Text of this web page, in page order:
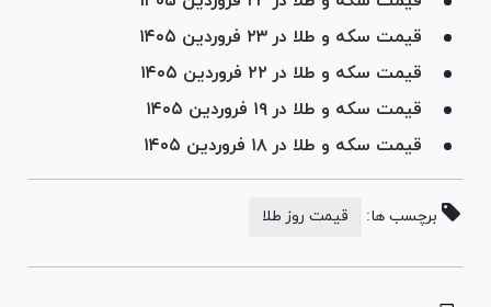
قیمت سکه و طلا در ۲۳ فروردین ۱۴۰۵
قیمت سکه و طلا در ۲۲ فروردین ۱۴۰۵
قیمت سکه و طلا در ۱۹ فروردین ۱۴۰۵
قیمت سکه و طلا در ۱۸ فروردین ۱۴۰۵
برچسب ها: قیمت روز طلا